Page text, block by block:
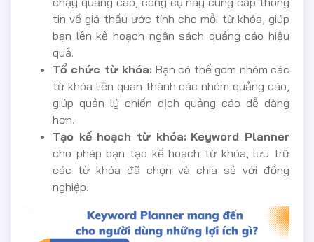
tin về giá thầu ước tính cho mỗi từ khóa, giúp
bạn lên kế hoạch ngân sách quảng cáo hiệu
quả.
Tổ chức từ khóa: Bạn có thể gom nhóm các
từ khóa liên quan thành các nhóm quảng cáo,
giúp quản lý chiến dịch quảng cáo dễ dàng
hơn.
Tạo kế hoạch từ khóa: Keyword Planner
cho phép bạn tạo kế hoạch từ khóa, lưu trữ
các từ khóa đã chọn và chia sẻ với đồng
nghiệp.